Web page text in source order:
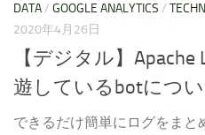
DATA/ GOOGLE ANALYTICS /
2020年4月26日
【デジタル】
遊しているbotにつ
できるだけ簡単にログをまと